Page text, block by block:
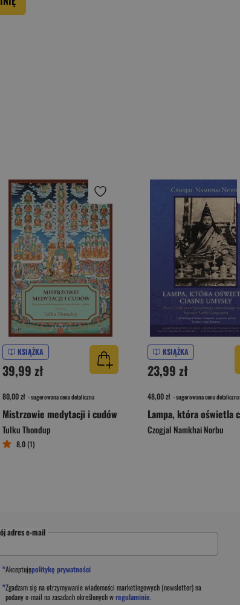
KSIĄŻKA
39,99 zł
80,00 zł - sugerowana cena detaliczna
Mistrzowie medytacji i cudów
Tulku Thondup
8,0 (1)
KSIĄŻKA
23,99 zł
48,00 zł - sugerowana cena detaliczna
Czogjal Namkhai Norbu
adres e-mail
*Akceptujępolitykę prywatności
*Zgadzam się na otrzymywanie wiadomości marketingowych (newsletter) na
podanye-mail na zasadach określonych wregulaminie.